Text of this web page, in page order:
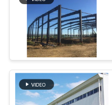
SITEMAP
PRIVACY
POLICY